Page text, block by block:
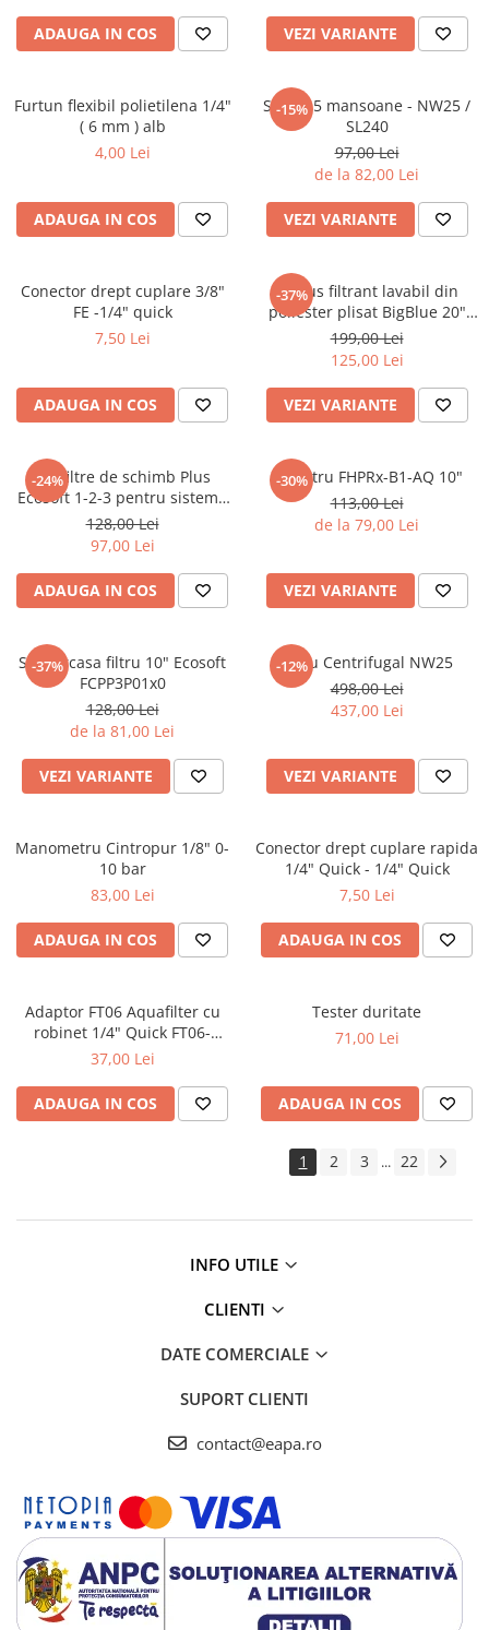
ADAUGA IN COS VEZI VARIANTE
Furtun flexibil polietilena 1/4"
( 6 mm ) alb
4,00 Lei
ADAUGA IN COS
-15%
Set de 5 mansoane - NW25 /
SL240
97,00 Lei
de la 82,00 Lei
VEZI VARIANTE
Conector drept cuplare 3/8"
FE -1/4" quick
7,50 Lei
ADAUGA IN COS
-37%
Cartus filtrant lavabil din
poliester plisat BigBlue 20"
FCCELxM20B
199,00 Lei
125,00 Lei
VEZI VARIANTE
-24%
Set filtre de schimb Plus
Ecosoft 1-2-3 pentru sisteme
de filtrare
128,00 Lei
97,00 Lei
ADAUGA IN COS
-30%
Set filtru FHPRx-B1-AQ 10"
113,00 Lei
de la 79,00 Lei
VEZI VARIANTE
-37%
Set carcasa filtru 10" Ecosoft
FCPP3P01x0
128,00 Lei
de la 81,00 Lei
VEZI VARIANTE
-12%
Filtru Centrifugal NW25
498,00 Lei
437,00 Lei
VEZI VARIANTE
Manometru Cintropur 1/8" 0-
10 bar
83,00 Lei
ADAUGA IN COS
Conector drept cuplare rapida
1/4" Quick - 1/4" Quick
7,50 Lei
ADAUGA IN COS
Adaptor FT06 Aquafilter cu
robinet 1/4" Quick FT06-
14QCV
37,00 Lei
ADAUGA IN COS
Tester duritate
71,00 Lei
ADAUGA IN COS
1 2 3 ... 22
INFO UTILE
CLIENTI
DATE COMERCIALE
SUPORT CLIENTI
contact@eapa.ro